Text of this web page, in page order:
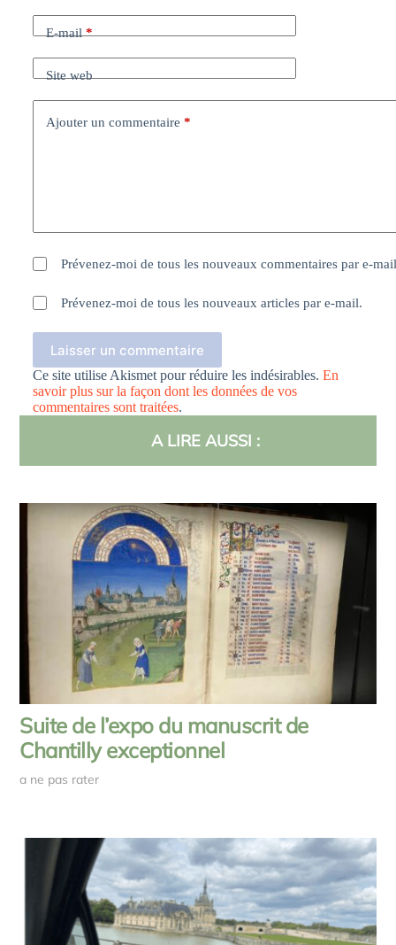
E-mail*
Site web
Ajouter un commentaire *
Prévenez-moi de tous les nouveaux commentaires par e-
Prévenez-moi de tous les nouveaux articles par e-mail.
Laisser un commentaire
Ce site utilise Akismet pour réduire les indésirables.En
savoir plus sur la façon dont les données de vos
commentaires sont traitées.
A LIRE AUSSI :
Suite de l’expo du manuscrit de
Chantilly exceptionnel
a ne pas rater